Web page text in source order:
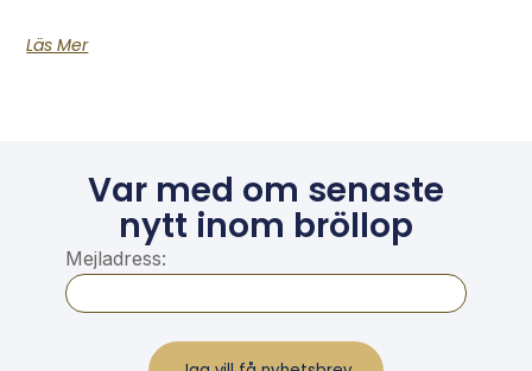
Läs Mer
Var med om senaste
nytt inom bröllop
Mejladress: